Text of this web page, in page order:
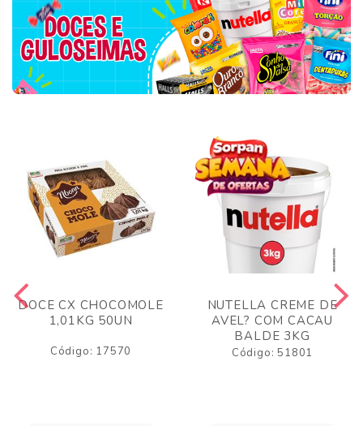
DOCE CX CHOCOMOLE
1,01KG 50UN
Código: 17570
NUTELLA CREME DE
AVEL? COM CACAU
BALDE 3KG
Código: 51801